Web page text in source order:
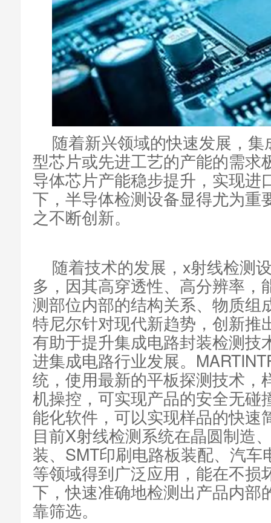
随着新兴领域的快速发展，
型芯片或先进工艺的产能的需求
导体芯片产能稳步提升，实现进
下，半导体检测设备显得尤为重
之不断创新。
随着技术的发展，x射线检测
多，因其高穿透性、高分辨率，
测部位内部的结构关系、物质组
特尼尔针对现代新趋势，创新推
有助于提升集成电路封装检测技
进集成电路行业发展。
统，使用最新的平板探测技术，
机操控，可实现产品的安全无碰
能化软件，可以实现样品的快速
目前X射线检测系统在晶圆制造
装、SMT印刷电路板装配、汽车
等领域得到广泛应用，能在不损
下，快速准确地检测出产品内部
靠筛选。